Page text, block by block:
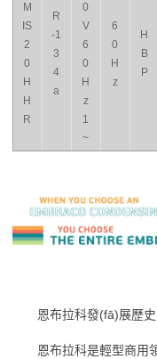
M
IS
2
0
H
H
R
R
-1
3
4
a
0
V
6
0
H
z
1
~
6
0
H
z
H
B
P
恩布拉科發(fā)展歷史
恩布拉科是輕型商用